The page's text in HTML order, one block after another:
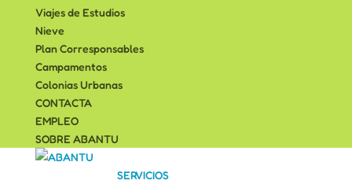
Viajes de Estudios
Nieve
Plan Corresponsables
Campamentos
Colonias Urbanas
CONTACTA
EMPLEO
SOBRE ABANTU
SERVICIOS